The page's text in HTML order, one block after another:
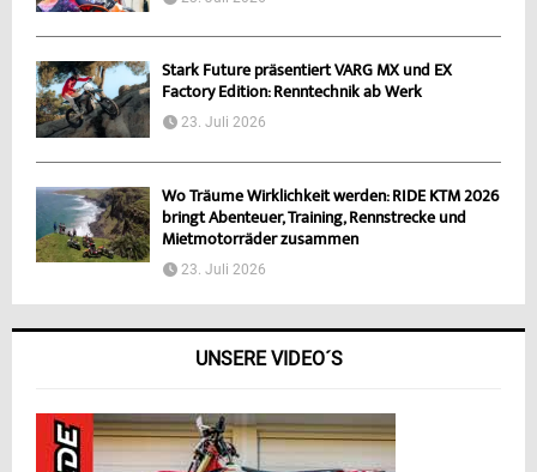
Stark Future präsentiert VARG MX und EX
Factory Edition: Renntechnik ab Werk
23. Juli 2026
Wo Träume Wirklichkeit werden: RIDE KTM 2026
bringt Abenteuer, Training, Rennstrecke und
Mietmotorräder zusammen
23. Juli 2026
UNSERE VIDEO´S